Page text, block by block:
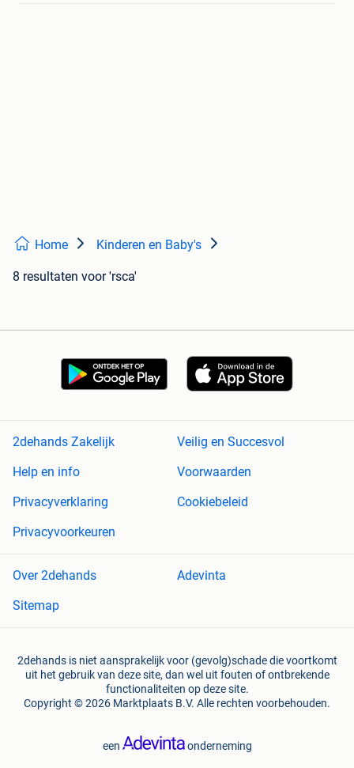
Home Kinderen en Baby's
8 resultaten voor 'rsca'
2dehands Zakelijk
Veilig en Succesvol
Help en info
Voorwaarden
Privacyverklaring
Cookiebeleid
Privacyvoorkeuren
Over 2dehands
Adevinta
Sitemap
2dehands is niet aansprakelijk voor (gevolg)schade die voortkomt
uit het gebruik van deze site, dan wel uit fouten of ontbrekende
functionaliteiten op deze site.
Copyright © 2026 Marktplaats B.V. Alle rechten voorbehouden.
een onderneming